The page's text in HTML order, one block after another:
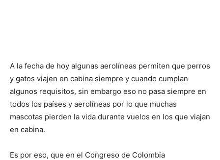
A la fecha de hoy algunas aerolíneas permiten que perros
y gatos viajen en cabina siempre y cuando cumplan
algunos requisitos, sin embargo eso no pasa siempre en
todos los países y aerolíneas por lo que muchas
mascotas pierden la vida durante vuelos en los que viajan
en cabina.
Es por eso, que en el Congreso de Colombia